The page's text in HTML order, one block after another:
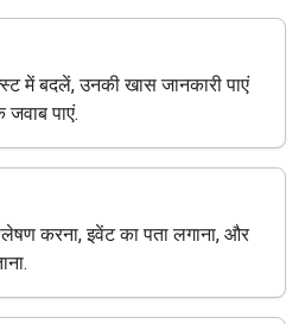
में बदलें, उनकी खास जानकारी पाएं
पाएं.
करना, इवेंट का पता लगाना, और